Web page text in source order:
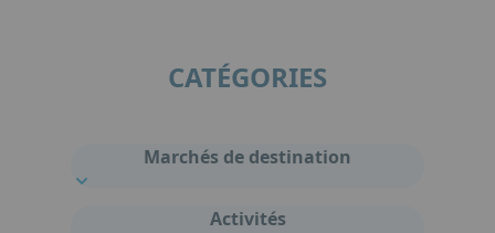
CATÉGORIES
Marchés de destination
Activités